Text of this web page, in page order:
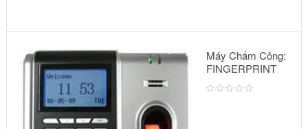
Máy Chấm Công:
FINGERPRINT
A10